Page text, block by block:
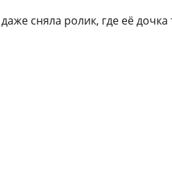
сняла ролик, где её дочка